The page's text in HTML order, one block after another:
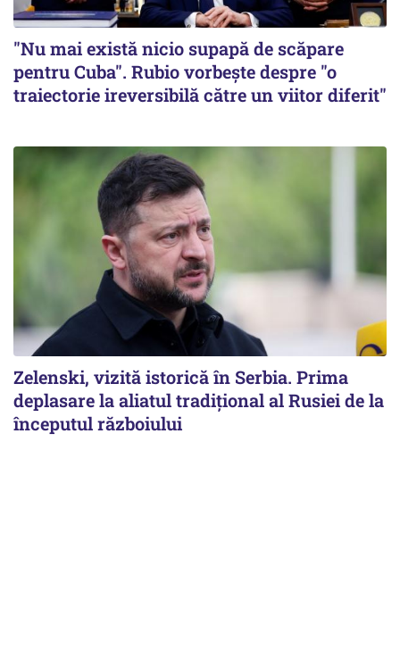
"Nu mai există nicio supapă de scăpare
pentru Cuba". Rubio vorbește despre "o
traiectorie ireversibilă către un viitor diferit"
Zelenski, vizită istorică în Serbia. Prima
deplasare la aliatul tradițional al Rusiei de la
începutul războiului